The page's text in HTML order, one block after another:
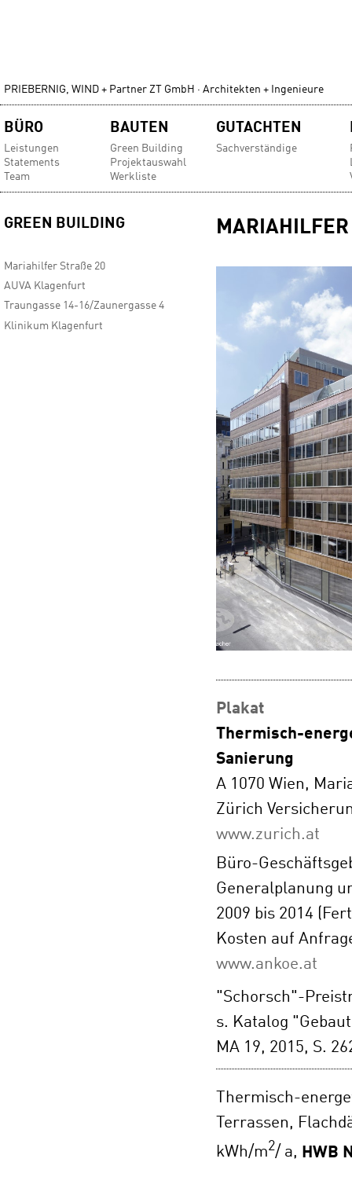
PRIEBERNIG, WIND + Partner ZT GmbH · Architekten + Ingenieure
Navigation
überspringen
BÜRO
Leistungen
Statements
Team
BAUTEN
Green Building
Projektauswahl
Werkliste
GUTACHTEN
Sachverständige
MARIAHILFER
Plakat
Thermisch-
Sanierung
A 1070 Wien,
Zürich
www.zurich.at
Büro-
Generalplanung
2009 bis 2014
Kosten auf
www.ankoe.at
"Schorsch"-
s. Katalog
MA 19, 2015, S.
Thermisch-
Terrassen,
kWh/m2/ a, HWB
GREEN BUILDING
Mariahilfer Straße 20
AUVA Klagenfurt
Traungasse 14-16/Zaunergasse 4
Klinikum Klagenfurt